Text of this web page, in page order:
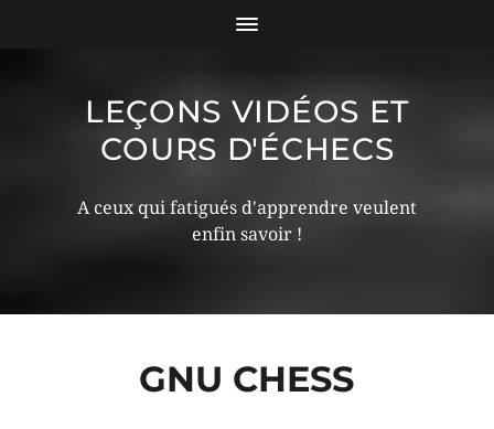
LEÇONS VIDÉOS ET
COURS D'ÉCHECS
A ceux qui fatigués d'apprendre veulent
enfin savoir !
GNU CHESS